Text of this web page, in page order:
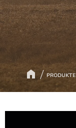
PRODUKTE